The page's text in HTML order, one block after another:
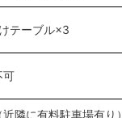
テーブル×3
可
隣に有料駐車場有り）